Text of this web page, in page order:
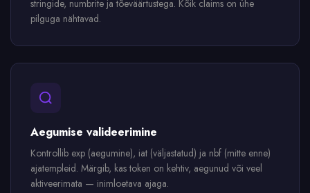
stringide, numbrite ja tõeväärtustega. Kõik claims on ühe
pilguga nähtavad.
Aegumise valideerimine
Kontrollib exp (aegumine), iat (väljastatud) ja nbf (mitte enne)
ajatempleid. Märgib, kas token on kehtiv, aegunud või veel
aktiveerimata — inimloetava ajaga.